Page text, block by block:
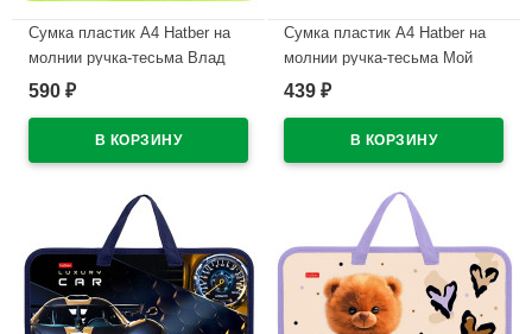
Сумка пластик А4 Hatber на
молнии ручка-тесьма Влад
А4 арт.AMn_08085
590 ₽
Сумка пластик А4 Hatber на
молнии ручка-тесьма Мой
котик арт.AMn_07082
439 ₽